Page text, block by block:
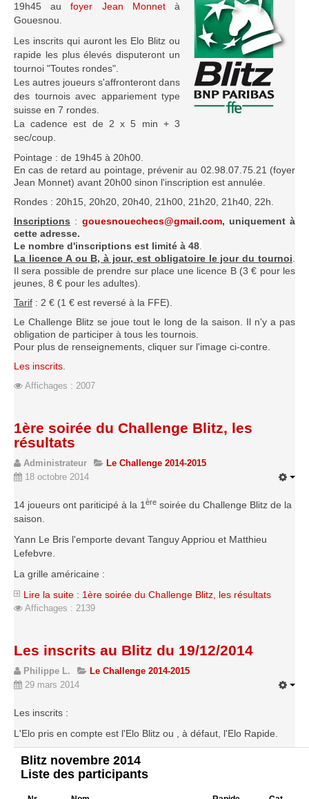
Saison 2009-2010
Les organisations
Les palmarès
L'Open de Noël
Les Rapides
Le Challenge Blitz
Le Challenge 2014-2015
Le Challenge 2012-2013
Le Challenge 2011-2012
Les tournois internes
Les compétitions
Les équipes Adultes
Les équipes Jeunes
Les championnats individuels
Les scolaires
Les galeries
Les infos
19h45 aufoyer Jean Monnetà
Gouesnou.
Les inscrits qui auront les Elo Blitz ou
rapide les plus élevés disputeront un
tournoi "Toutes rondes".
Les autres joueurs s'affronteront dans
des tournois avec appariement type
suisse en 7 rondes.
La cadence est de 2 x 5 min + 3
sec/coup.
Pointage : de 19h45 à 20h00.
En cas de retard au pointage, prévenir au 02.98.07.75.21 (foyer
Jean Monnet) avant 20h00 sinon l'inscription est annulée.
Rondes : 20h15, 20h20, 20h40, 21h00, 21h20, 21h40, 22h.
Inscriptions : gouesnouechecs@gmail.com, uniquement à
cette adresse.
Le nombre d'inscriptions est limité à 48
La licence A ou B, à jour, est obligatoire le jour du tournoi
Il sera possible de prendre sur place une licence B (3 € pour les
jeunes, 8 € pour les adultes).
Tarif : 2 € (1 € est reversé à la FFE).
Le Challenge Blitz se joue tout le long de la saison. Il n'y a pas
obligation de participer à tous les tournois.
Pour plus de renseignements, cliquer sur l'image ci-contre.
Les inscrits
Affichages : 2007
1ère soirée du Challenge Blitz, les
résultats
Administrateur
Le Challenge 2014-2015
18 octobre 2014
14 joueurs ont pariticipé à la 1 ère soirée du Challenge Blitz de la
saison.
Yann Le Bris l'emporte devant Tanguy Appriou et Matthieu
Lefebvre.
La grille américaine :
Lire la suite : 1ère soirée du Challenge Blitz, les résultats
Affichages : 2139
Les inscrits au Blitz du 19/12/2014
Philippe L.
Le Challenge 2014-2015
29 mars 2014
Les inscrits :
L'Elo pris en compte est l'Elo Blitz ou , à défaut, l'Elo Rapide.
Blitz novembre 2014
Liste des participants